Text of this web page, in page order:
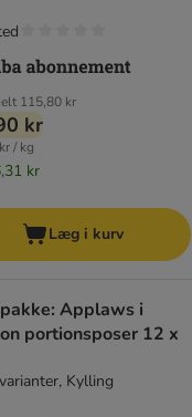
115,80 kr
kr
/ kg
kr
Læg i kurv
Applaws i
portionsposer 12 x
Kylling